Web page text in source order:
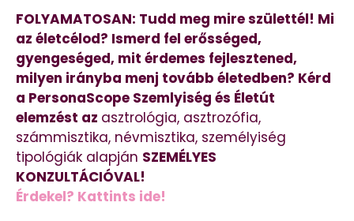
FOLYAMATOSAN: Tudd meg mire születtél! Mi
az életcélod? Ismerd fel erősséged,
gyengeséged, mit érdemes fejlesztened,
milyen irányba menj tovább életedben? Kérd
a PersonaScope Szemlyiség és Életút
elemzést az asztrológia, asztrozófia,
számmisztika, névmisztika, személyiség
tipológiák alapján SZEMÉLYES
KONZULTÁCIÓVAL!
Érdekel? Kattints ide!